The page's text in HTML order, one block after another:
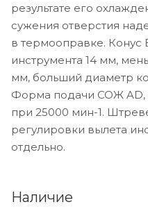
результате его
сужения отверстия
в термооправке. Конус
инструмента 14 мм,
мм, больший диаметр
Форма подачи СОЖ AD,
при 25000 мин-1.
регулировки вылета
отдельно.
Наличие